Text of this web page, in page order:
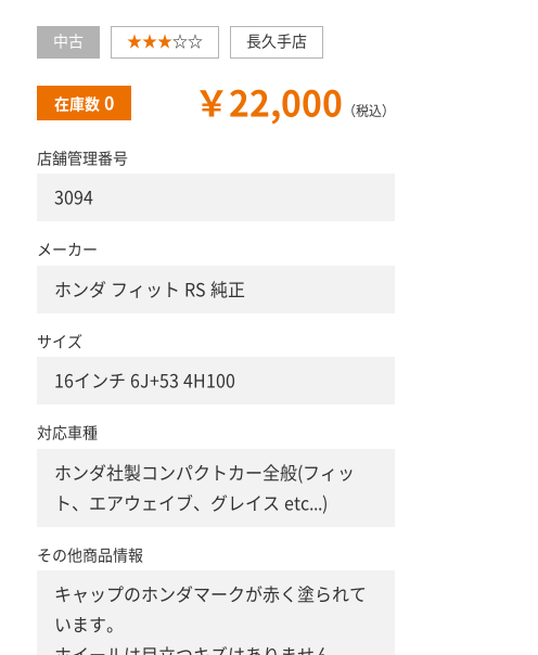
中古 ★★★☆☆ 長久手店
在庫数 0 ￥22,000 （税込）
店舗管理番号
3094
メーカー
ホンダ フィット RS 純正
サイズ
16インチ 6J+53 4H100
対応車種
ホンダ社製コンパクトカー全般(フィッ
ト、エアウェイブ、グレイス etc...)
その他商品情報
キャップのホンダマークが赤く塗られて
います。